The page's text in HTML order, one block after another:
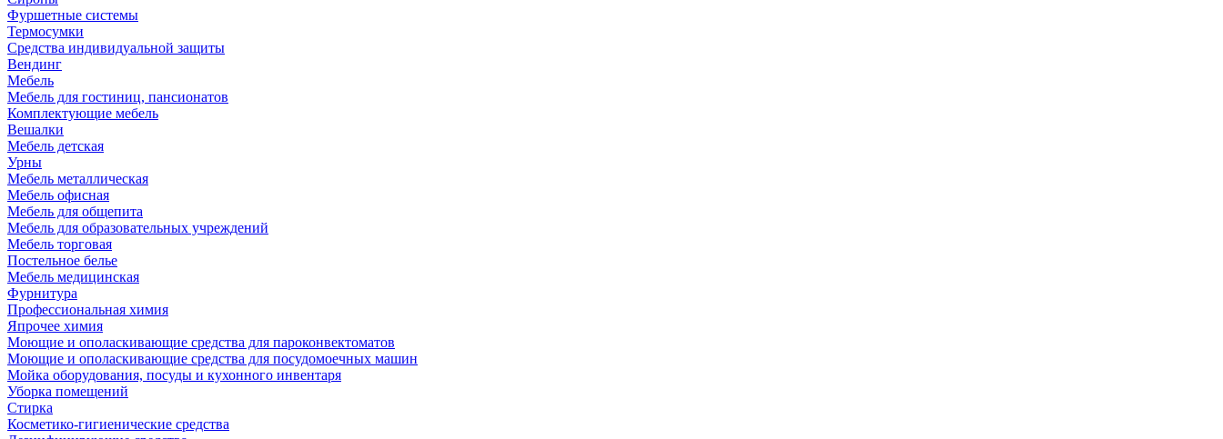
Фуршетные системы
Термосумки
Средства индивидуальной защиты
Вендинг
Мебель
Мебель для гостиниц, пансионатов
Комплектующие мебель
Вешалки
Мебель детская
Урны
Мебель металлическая
Мебель офисная
Мебель для общепита
Мебель для образовательных учреждений
Мебель торговая
Постельное белье
Мебель медицинская
Фурнитура
Профессиональная химия
Япрочее химия
Моющие и ополаскивающие средства для пароконвектоматов
Моющие и ополаскивающие средства для посудомоечных машин
Мойка оборудования, посуды и кухонного инвентаря
Уборка помещений
Стирка
Косметико-гигиенические средства